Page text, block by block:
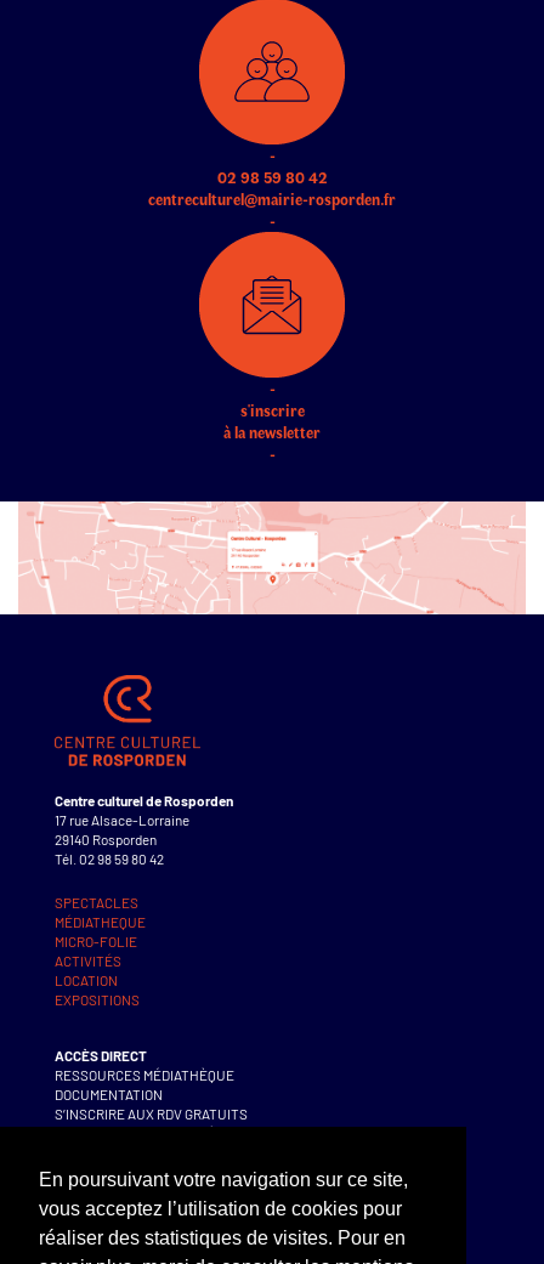
En poursuivant votre navigation sur ce site,
vous acceptez l’utilisation de cookies pour
réaliser des statistiques de visites. Pour en
-
02 98 59 80 42
centreculturel@mairie-rosporden.fr
-
-
s'inscrire
à la newsletter
-
Centre culturel de Rosporden
17 rue Alsace-Lorraine
29140 Rosporden
Tél. 02 98 59 80 42
SPECTACLES
MÉDIATHEQUE
MICRO-FOLIE
ACTIVITÉS
LOCATION
EXPOSITIONS
ACCÈS DIRECT
RESSOURCES MÉDIATHÈQUE
DOCUMENTATION
S’INSCRIRE AUX RDV GRATUITS
S’INSCRIRE AUX ACTIVITÉS
CONTACT – BILLETTERIE
SUIVEZ-NOUS !